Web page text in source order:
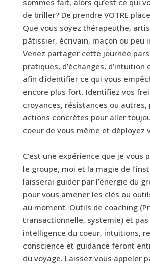
de briller? De prendre VOTRE
Que vous soyez thérapeuthe,
pâtissier, écrivain, maçon ou peu
Venez partager cette journée
pratiques, d’échanges, d’intuition
afin d’identifier ce qui vous
encore plus fort. Identifiez vos
croyances, résistances ou autres,
actions concrètes pour aller
coeur de vous même et déployez
C’est une expérience que je vous
le groupe, moi et la magie de
laisserai guider par l’énergie du
pour vous amener les clés ou
au moment. Outils de coaching
transactionnelle, systemie) et
intelligence du coeur, intuitions,
conscience et guidance feront
du voyage. Laissez vous appeler